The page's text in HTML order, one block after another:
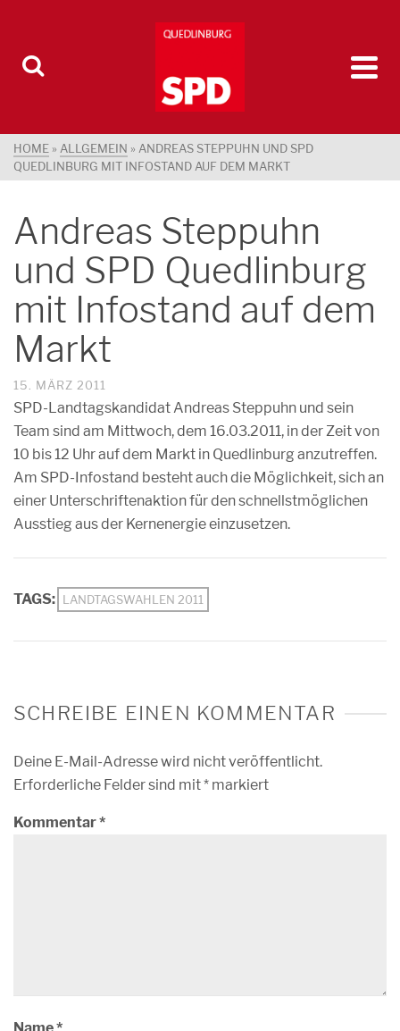
HOME » ALLGEMEIN » ANDREAS STEPPUHN UND SPD
QUEDLINBURG MIT INFOSTAND AUF DEM MARKT
Andreas Steppuhn
und SPD Quedlinburg
mit Infostand auf dem
Markt
15. MÄRZ 2011
SPD-Landtagskandidat Andreas Steppuhn und sein
Team sind am Mittwoch, dem 16.03.2011, in der Zeit von
10 bis 12 Uhr auf dem Markt in Quedlinburg anzutreffen.
Am SPD-Infostand besteht auch die Möglichkeit, sich an
einer Unterschriftenaktion für den schnellstmöglichen
Ausstieg aus der Kernenergie einzusetzen.
TAGS: LANDTAGSWAHLEN 2011
SCHREIBE EINEN KOMMENTAR
Deine E-Mail-Adresse wird nicht veröffentlicht.
Erforderliche Felder sind mit* markiert
Kommentar*